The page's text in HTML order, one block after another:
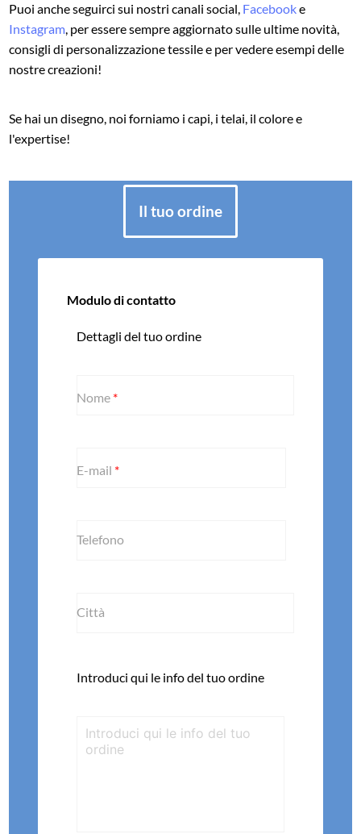
Puoi anche seguirci sui nostri canali social, Facebooke
Instagram, per essere sempre aggiornato sulle ultime novità,
consigli di personalizzazione tessile e per vedere esempi delle
nostre creazioni!
Se hai un disegno, noi forniamo i capi, i telai, il colore e
l'expertise!
Il tuo ordine
Modulo di contatto
Dettagli del tuo ordine
Nome *
E-mail *
Telefono
Città
Introduci qui le info del tuo ordine